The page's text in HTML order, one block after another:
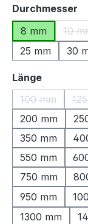
Durchmesser
8 mm
10
25 mm
30
Länge
100 mm
(Diese
200 mm
350 mm
550 mm
750 mm
950 mm
1300 mm